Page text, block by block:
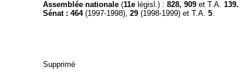
Assemblée nationale(11elégisl.) : 828, 909et T.A. 139.
Sénat : 464 (1997-1998), 29 (1998-1999) et T.A. 5.
Supprimé